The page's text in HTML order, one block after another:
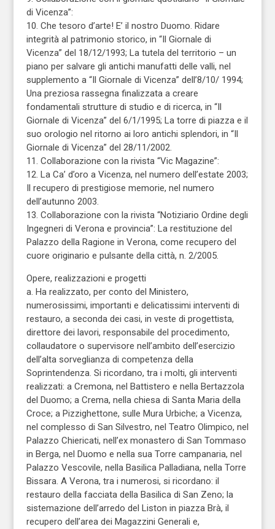
di Vicenza”:
10. Che tesoro d’arte! E’ il nostro Duomo. Ridare
integrità al patrimonio storico, in “Il Giornale di
Vicenza” del 18/12/1993; La tutela del territorio – un
piano per salvare gli antichi manufatti delle valli, nel
supplemento a “Il Giornale di Vicenza” dell’8/10/ 1994;
Una preziosa rassegna finalizzata a creare
fondamentali strutture di studio e di ricerca, in “Il
Giornale di Vicenza” del 6/1/1995; La torre di piazza e il
suo orologio nel ritorno ai loro antichi splendori, in “Il
Giornale di Vicenza” del 28/11/2002.
11. Collaborazione con la rivista “Vic Magazine”:
12. La Ca’ d’oro a Vicenza, nel numero dell’estate 2003;
Il recupero di prestigiose memorie, nel numero
dell’autunno 2003.
13. Collaborazione con la rivista “Notiziario Ordine degli
Ingegneri di Verona e provincia”: La restituzione del
Palazzo della Ragione in Verona, come recupero del
cuore originario e pulsante della città, n. 2/2005.
Opere, realizzazioni e progetti
a. Ha realizzato, per conto del Ministero,
numerosissimi, importanti e delicatissimi interventi di
restauro, a seconda dei casi, in veste di progettista,
direttore dei lavori, responsabile del procedimento,
collaudatore o supervisore nell’ambito dell’esercizio
dell’alta sorveglianza di competenza della
Soprintendenza. Si ricordano, tra i molti, gli interventi
realizzati: a Cremona, nel Battistero e nella Bertazzola
del Duomo; a Crema, nella chiesa di Santa Maria della
Croce; a Pizzighettone, sulle Mura Urbiche; a Vicenza,
nel complesso di San Silvestro, nel Teatro Olimpico, nel
Palazzo Chiericati, nell’ex monastero di San Tommaso
in Berga, nel Duomo e nella sua Torre campanaria, nel
Palazzo Vescovile, nella Basilica Palladiana, nella Torre
Bissara. A Verona, tra i numerosi, si ricordano: il
restauro della facciata della Basilica di San Zeno; la
sistemazione dell’arredo del Liston in piazza Brà, il
recupero dell’area dei Magazzini Generali e,